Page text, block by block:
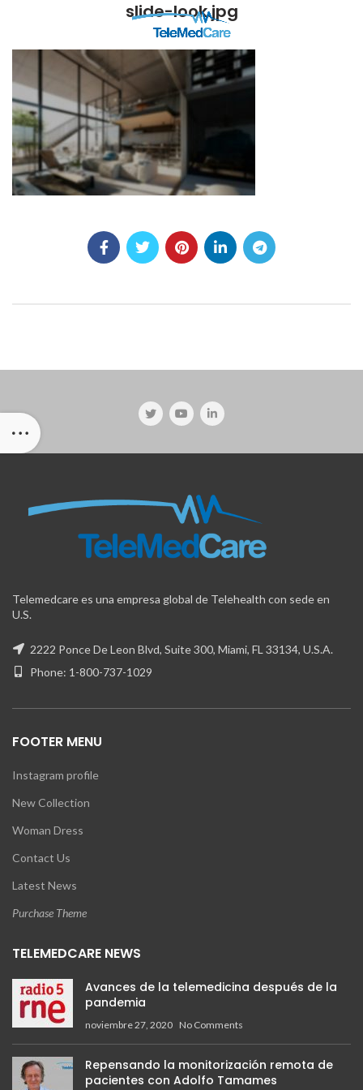
slide-look.jpg
Telemedcare es una empresa global de Telehealth con sede en
U.S.
2222 Ponce De Leon Blvd, Suite 300, Miami, FL 33134, U.S.A.
Phone: 1-800-737-1029
FOOTER MENU
Instagram profile
New Collection
Woman Dress
Contact Us
Latest News
Purchase Theme
TELEMEDCARE NEWS
Avances de la telemedicina después de la
pandemia
noviembre 27, 2020 No Comments
Repensando la monitorización remota de
pacientes con Adolfo Tamames